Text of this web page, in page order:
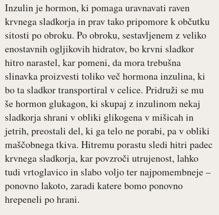
Inzulin je hormon, ki pomaga uravnavati raven
krvnega sladkorja in prav tako pripomore k občutku
sitosti po obroku. Po obroku, sestavljenem z veliko
enostavnih ogljikovih hidratov, bo krvni sladkor
hitro narastel, kar pomeni, da mora trebušna
slinavka proizvesti toliko več hormona inzulina, ki
bo ta sladkor transportiral v celice. Pridruži se mu
še hormon glukagon, ki skupaj z inzulinom nekaj
sladkorja shrani v obliki glikogena v mišicah in
jetrih, preostali del, ki ga telo ne porabi, pa v obliki
maščobnega tkiva. Hitremu porastu sledi hitri padec
krvnega sladkorja, kar povzroči utrujenost, lahko
tudi vrtoglavico in slabo voljo ter najpomembneje –
ponovno lakoto, zaradi katere bomo ponovno
hrepeneli po hrani.